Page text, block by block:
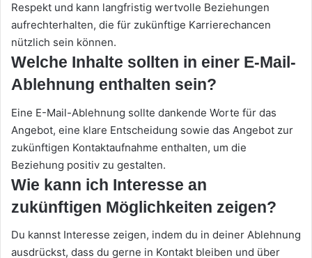
Respekt und kann langfristig wertvolle Beziehungen
aufrechterhalten, die für zukünftige Karrierechancen
nützlich sein können.
Welche Inhalte sollten in einer E-Mail-
Ablehnung enthalten sein?
Eine E-Mail-Ablehnung sollte dankende Worte für das
Angebot, eine klare Entscheidung sowie das Angebot zur
zukünftigen Kontaktaufnahme enthalten, um die
Beziehung positiv zu gestalten.
Wie kann ich Interesse an
zukünftigen Möglichkeiten zeigen?
Du kannst Interesse zeigen, indem du in deiner Ablehnung
ausdrückst, dass du gerne in Kontakt bleiben und über